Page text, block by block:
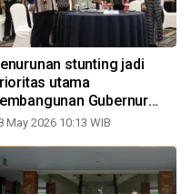
stunting jadi
utama
Gubernur
May 2026 10:13 WIB